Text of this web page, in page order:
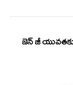
జెన్‌ జీ యువతకు